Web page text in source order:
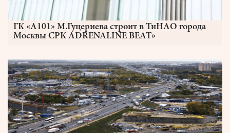
ГК «А101» М.Гуцериева строит в ТиНАО города
Москвы СРК ADRENALINE BEAT»